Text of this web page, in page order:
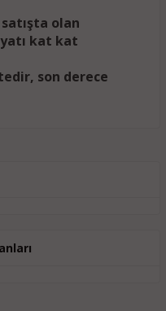
olan
kat kat
son derece